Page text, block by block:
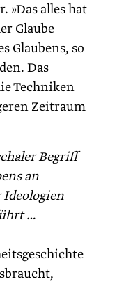
»Das alles hat
Glaube
Glaubens, so
Das
Techniken
Zeitraum
Begriff
an
Ideologien
…